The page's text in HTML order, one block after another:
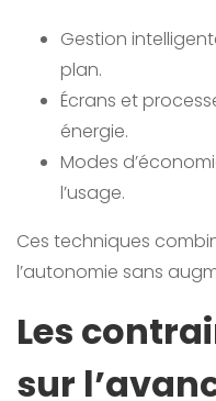
Gestion
plan.
Écrans et
énergie.
Modes
l’usage.
Ces techniques
l’autonomie sans
Les
sur